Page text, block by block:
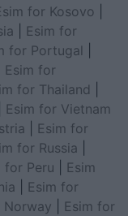
for Kosovo
Esim for
for Portugal
Esim for
for Thailand
Esim for Vietnam
Esim for
for Russia
for Peru
Esim
Esim for
Norway
Esim for